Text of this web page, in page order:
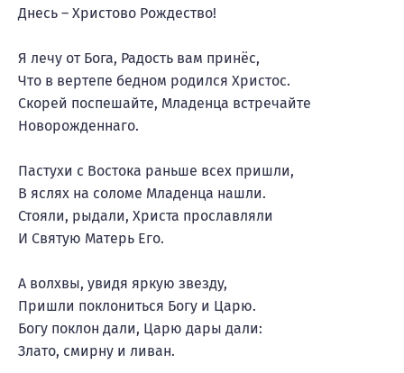
Днесь – Христово Рождество!
Я лечу от Бога, Радость вам принёс,
Что в вертепе бедном родился Христос.
Скорей поспешайте, Младенца встречайте
Новорожденнаго.
Пастухи с Востока раньше всех пришли,
В яслях на соломе Младенца нашли.
Стояли, рыдали, Христа прославляли
И Святую Матерь Его.
А волхвы, увидя яркую звезду,
Пришли поклониться Богу и Царю.
Богу поклон дали, Царю дары дали:
Злато, смирну и ливан.